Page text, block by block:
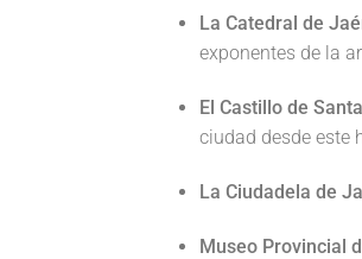
La Catedral de
exponentes de la
El Castillo de
ciudad desde este
La Ciudadela de
Museo Provincial